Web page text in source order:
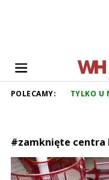
POLECAMY: TYLKO U
#zamknięte centra